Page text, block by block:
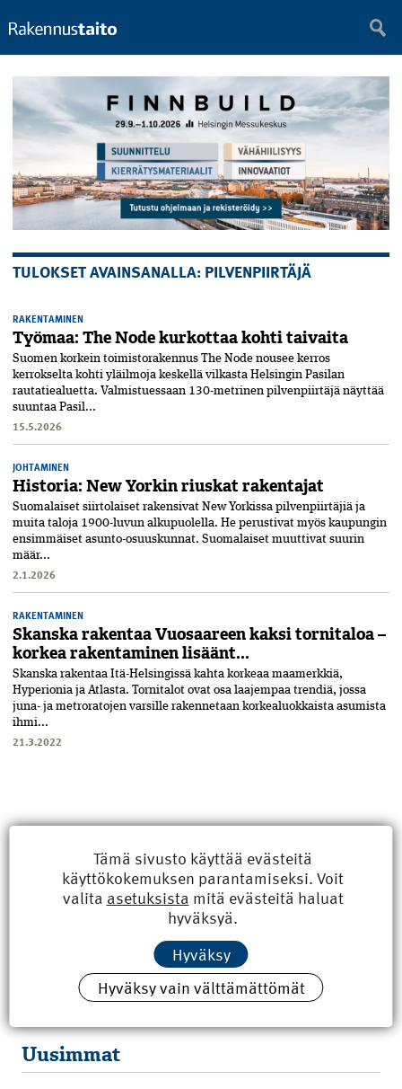
TULOKSET AVAINSANALLA: PILVENPIIRTÄJÄ
RAKENTAMINEN
Työmaa: The Node kurkottaa kohti taivaita
Suomen korkein toimistorakennus The Node nousee kerros
kerrokselta kohti yläilmoja keskellä vilkasta Helsingin Pasilan
rautatiealuetta. Valmistuessaan 130-metrinen pilvenpiirtäjä näyttää
suuntaa Pasil...
15.5.2026
JOHTAMINEN
Historia: New Yorkin riuskat rakentajat
Suomalaiset siirtolaiset rakensivat New Yorkissa pilvenpiirtäjiä ja
muita taloja 1900-luvun alkupuolella. He perustivat myös kaupungin
ensimmäiset asunto-osuuskunnat. Suomalaiset muuttivat suurin
määr...
2.1.2026
RAKENTAMINEN
Skanska rakentaa Vuosaareen kaksi tornitaloa –
korkea rakentaminen lisäänt...
Skanska rakentaa Itä-Helsingissä kahta korkeaa maamerkkiä,
Hyperionia ja Atlasta. Tornitalot ovat osa laajempaa trendiä, jossa
juna- ja metroratojen varsille rakennetaan korkealuokkaista asumista
ihmi...
21.3.2022
Uusimmat
Tämä sivusto käyttää evästeitä
käyttökokemuksen parantamiseksi. Voit
valita asetuksista mitä evästeitä haluat
hyväksyä.
Hyväksy
Hyväksy vain välttämättömät